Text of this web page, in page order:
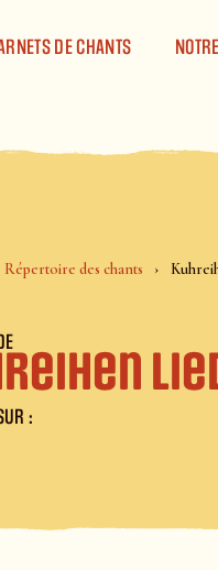
DE CHANTS
Répertoire des chants
: